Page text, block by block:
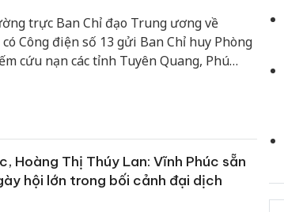
trực Ban Chỉ đạo Trung ương về
Công điện số 13 gửi Ban Chỉ huy Phòng
cứu nạn các tỉnh Tuyên Quang, Phú
Hoàng Thị Thúy Lan: Vĩnh Phúc sẵn
hội lớn trong bối cảnh đại dịch